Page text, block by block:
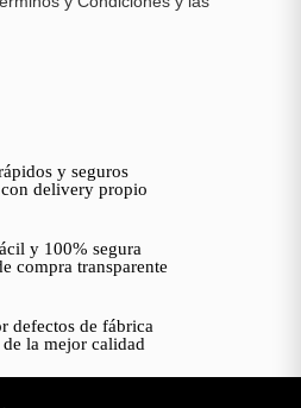
y seguros
delivery propio
y 100% segura
compra transparente
defectos de fábrica
la mejor calidad